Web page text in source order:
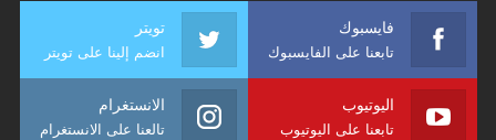
فايسبوك
تابعنا على الفايسبوك
تويتر
انضم إلينا على تويتر
اليوتيوب
تابعنا على اليوتيوب
الانستغرام
تالعنا على الانستغرام